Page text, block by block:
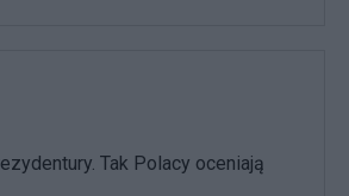
Tak Polacy oceniają